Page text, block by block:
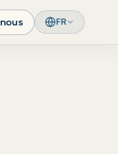
FR